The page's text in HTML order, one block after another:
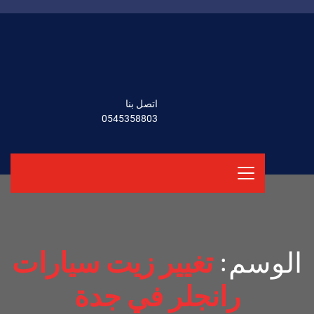
اتصل بنا
0545358803
الوسم:تغيير زيت سيارات
رانجلر في جدة